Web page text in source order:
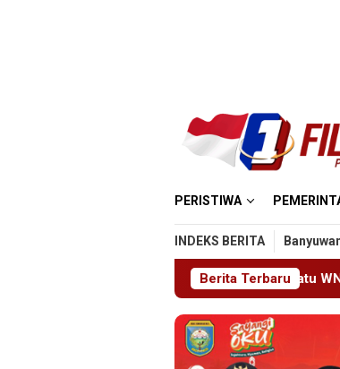
PERISTIWA
INDEKS BERITA
Berita Terbaru
Deportasi Satu WN Tiongkok